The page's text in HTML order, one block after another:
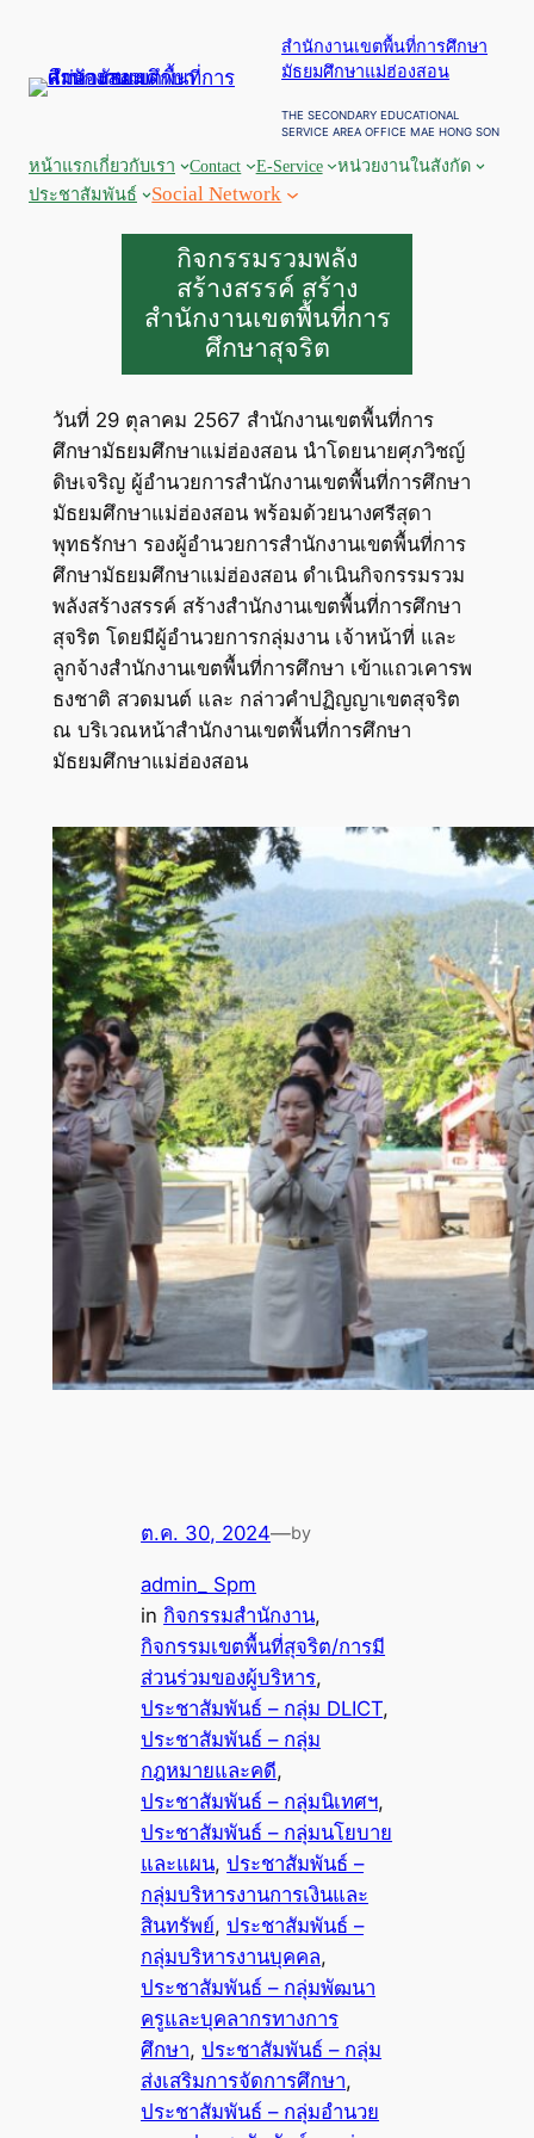
สำนักงานเขตพื้นที่การศึกษา
มัธยมศึกษาแม่ฮ่องสอน
THE SECONDARY EDUCATIONAL
SERVICE AREA OFFICE MAE HONG SON
หน้าแรกเกี่ยวกับเรา Contact E-Service
หน่วยงานในสังกัด
ประชาสัมพันธ์
Social Network
กิจกรรมรวมพลัง
สร้างสรรค์ สร้าง
สำนักงานเขตพื้นที่การ
ศึกษาสุจริต
วันที่ 29 ตุลาคม 2567 สำนักงานเขตพื้นที่การ
ศึกษามัธยมศึกษาแม่ฮ่องสอน นำโดยนายศุภวิชญ์
ดิษเจริญ ผู้อำนวยการสำนักงานเขตพื้นที่การศึกษา
มัธยมศึกษาแม่ฮ่องสอน พร้อมด้วยนางศรีสุดา
พุทธรักษา รองผู้อำนวยการสำนักงานเขตพื้นที่การ
ศึกษามัธยมศึกษาแม่ฮ่องสอน ดำเนินกิจกรรมรวม
พลังสร้างสรรค์ สร้างสำนักงานเขตพื้นที่การศึกษา
สุจริต โดยมีผู้อำนวยการกลุ่มงาน เจ้าหน้าที่ และ
ลูกจ้างสำนักงานเขตพื้นที่การศึกษา เข้าแถวเคารพ
ธงชาติ สวดมนต์ และ กล่าวคำปฏิญญาเขตสุจริต
ณ บริเวณหน้าสำนักงานเขตพื้นที่การศึกษา
มัธยมศึกษาแม่ฮ่องสอน
ต.ค. 30, 2024—by
admin_ Spm
in กิจกรรมสำนักงาน
กิจกรรมเขตพื้นที่สุจริต/การมี
ส่วนร่วมของผู้บริหาร
ประชาสัมพันธ์ – กลุ่ม DLICT
ประชาสัมพันธ์ – กลุ่ม
กฎหมายและคดี
ประชาสัมพันธ์ – กลุ่มนิเทศฯ
ประชาสัมพันธ์ – กลุ่มนโยบาย
และแผน, ประชาสัมพันธ์ –
กลุ่มบริหารงานการเงินและ
สินทรัพย์, ประชาสัมพันธ์ –
กลุ่มบริหารงานบุคคล
ประชาสัมพันธ์ – กลุ่มพัฒนา
ครูและบุคลากรทางการ
ศึกษา, ประชาสัมพันธ์ – กลุ่ม
ส่งเสริมการจัดการศึกษา
ประชาสัมพันธ์ – กลุ่มอำนวย